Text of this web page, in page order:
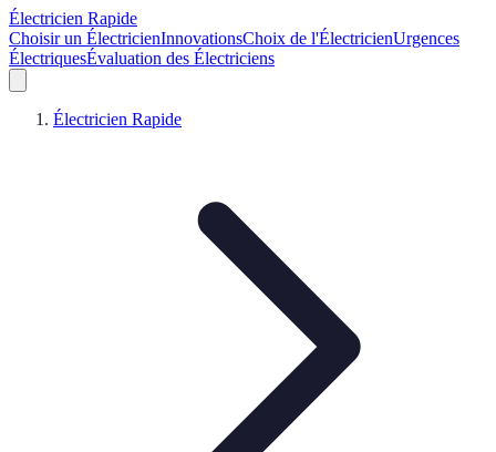
Électricien Rapide
Choisir un ÉlectricienInnovationsChoix de l'ÉlectricienUrgences
ÉlectriquesÉvaluation des Électriciens
Électricien Rapide